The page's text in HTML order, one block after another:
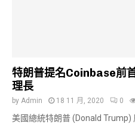
特朗普提名Coinbase前
理長
by Admin 18 11 月, 2020 0
美國總統特朗普 (Donald Trump)